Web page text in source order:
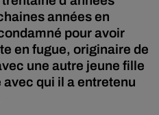
années en
pour avoir
en fugue, originaire de
une autre jeune fille
qui il a entretenu